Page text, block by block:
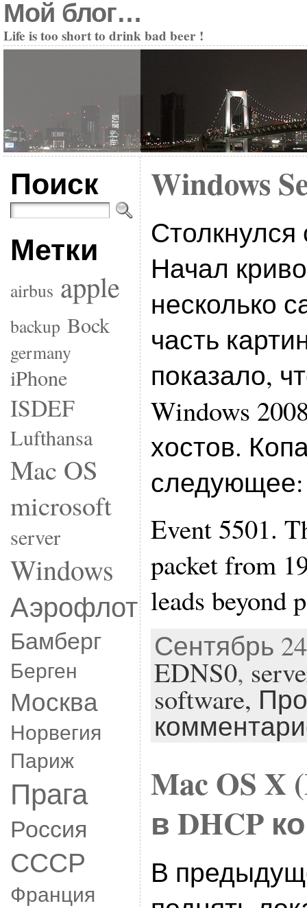
Мой блог…
Life is too short to drink bad beer !
Поиск
Метки
airbus apple
backup Bock
germany
iPhone
ISDEF
Lufthansa
Mac OS
microsoft
server
Windows
Аэрофлот
Бамберг
Берген
Москва
Норвегия
Париж
Прага
Россия
СССР
Франция
Windows
Начал
несколько
часть
показало,
Windows
хостов.
следующее:
Event 5501.
packet from
leads
Сентябрь
EDNS0,
software,
Mac OS
в DHCP
В